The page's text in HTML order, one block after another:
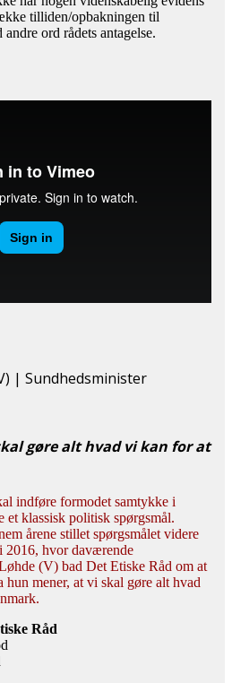
tilliden/opbakningen til
ord rådets antagelse.
| Sundhedsminister
gøre alt hvad vi kan for at
indføre formodet samtykke i
et klassisk politisk spørgsmål.
årene stillet spørgsmålet videre
2016, hvor daværende
(V) bad Det Etiske Råd om at
hun mener, at vi skal gøre alt hvad
Råd